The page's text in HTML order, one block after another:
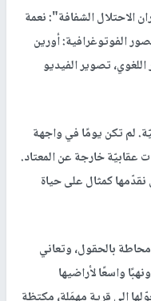
الاحتلال الشفافة": نعمة
الفوتوغرافية: أورين
تصوير الفيديو
لم تكن يومًا في واجهة
عقابيّة خارجة عن المعتاد.
كمثال على حياة
بالحقول، وتعاني
واسعًا لأراضيها